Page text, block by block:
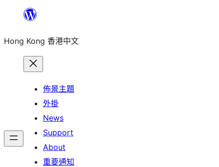
主
Hong Kong 香港中文
佈景主題
外掛
News
Support
About
重要通知